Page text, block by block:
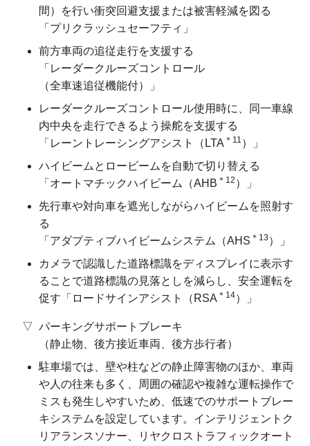
間）を行い衝突回避支援または被害軽減を図る
「プリクラッシュセーフティ」
前方車両の追従走行を支援する
「レーダークルーズコントロール
（全車速追従機能付）」
レーダークルーズコントロール使用時に、同一車線
内中央を走行できるよう操舵を支援する
「レーントレーシングアシスト
（LTA ＊11 ）」
ハイビームとロービームを自動で切り替える
「オートマチックハイビーム
（AHB ＊12 ）」
先行車や対向車を遮光しながらハイビームを照射す
る
「アダプティブハイビームシステム
（AHS ＊13 ）」
カメラで認識した道路標識をディスプレイに表示す
ることで道路標識の見落としを減らし、安全運転を
促す 「ロードサインアシスト （RSA ＊14）」
パーキングサポートブレーキ
（静止物、後方接近車両、後方歩行者）
駐車場では、壁や柱などの静止障害物のほか、車両
や人の往来も多く、周囲の確認や複雑な運転操作で
ミスも発生しやすいため、低速でのサポートブレー
キシステムを設定しています。インテリジェントク
リアランスソナー、リヤクロストラフィックオート